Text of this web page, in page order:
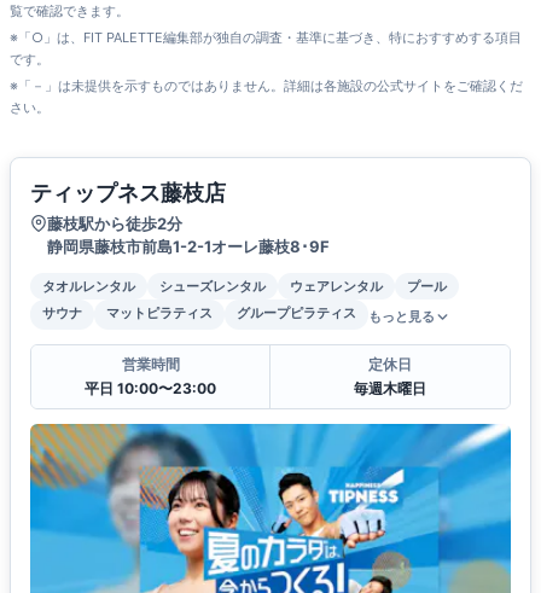
覧で確認できます。
※「○」は、FIT PALETTE編集部が独自の調査・基準に基づき、特におすすめする項目
です。
※「－」は未提供を示すものではありません。詳細は各施設の公式サイトをご確認くだ
さい。
ティップネス藤枝店
藤枝駅から徒歩2分
静岡県藤枝市前島1-2-1オーレ藤枝8･9F
タオルレンタル シューズレンタル ウェアレンタル
プール
サウナ
マットピラティス グループピラティス もっと見る
営業時間
平日 10:00〜23:00
定休日
毎週木曜日